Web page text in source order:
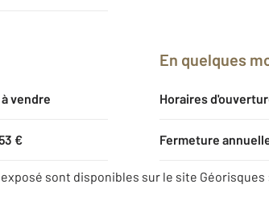
vendre
€
En quelques
Horaires
Fermeture
sont disponibles sur le site Géorisques